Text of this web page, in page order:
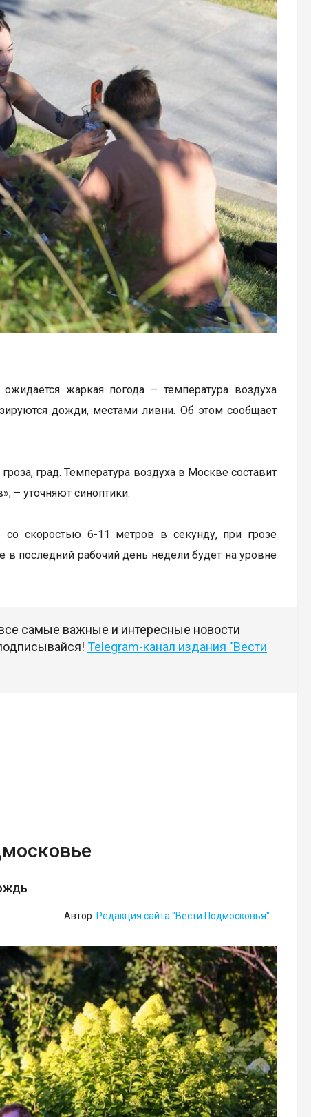
жаркая погода – температура воздуха
дожди, местами ливни. Об этом сообщает
град. Температура воздуха в Москве составит
– уточняют синоптики.
со скоростью 6-11 метров в секунду, при грозе
последний рабочий день недели будет на уровне
самые важные и интересные новости
Telegram-канал издания "Вести
Автор: Редакция сайта "Вести Подмосковья"